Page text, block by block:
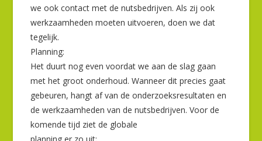
we ook contact met de nutsbedrijven. Als zij ook
werkzaamheden moeten uitvoeren, doen we dat
tegelijk.
Planning:
Het duurt nog even voordat we aan de slag gaan
met het groot onderhoud. Wanneer dit precies gaat
gebeuren, hangt af van de onderzoeksresultaten en
de werkzaamheden van de nutsbedrijven. Voor de
komende tijd ziet de globale
planning er zo uit: